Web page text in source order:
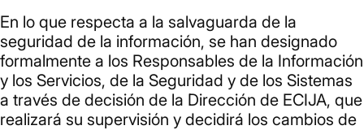
En lo que respecta a la salvaguarda de la
seguridad de la información, se han designado
formalmente a los Responsables de la Información
y los Servicios, de la Seguridad y de los Sistemas
a través de decisión de la Dirección de ECIJA, que
realizará su supervisión y decidirá los cambios de